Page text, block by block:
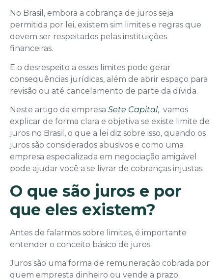
No Brasil, embora a cobrança de juros seja
permitida por lei, existem sim limites e regras que
devem ser respeitados pelas instituições
financeiras.
E o desrespeito a esses limites pode gerar
consequências jurídicas, além de abrir espaço para
revisão ou até cancelamento de parte da dívida.
Neste artigo da empresa Sete Capital, vamos
explicar de forma clara e objetiva se existe limite de
juros no Brasil, o que a lei diz sobre isso, quando os
juros são considerados abusivos e como uma
empresa especializada em negociação amigável
pode ajudar você a se livrar de cobranças injustas.
O que são juros e por
que eles existem?
Antes de falarmos sobre limites, é importante
entender o conceito básico de juros.
Juros são uma forma de remuneração cobrada por
quem empresta dinheiro ou vende a prazo.